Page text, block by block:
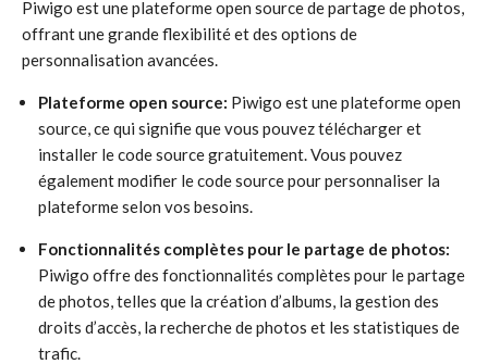
Piwigo est une plateforme open source de partage de photos,
offrant une grande flexibilité et des options de
personnalisation avancées.
Plateforme open source: Piwigo est une plateforme open
source, ce qui signifie que vous pouvez télécharger et
installer le code source gratuitement. Vous pouvez
également modifier le code source pour personnaliser la
plateforme selon vos besoins.
Fonctionnalités complètes pour le partage de photos:
Piwigo offre des fonctionnalités complètes pour le partage
de photos, telles que la création d’albums, la gestion des
droits d’accès, la recherche de photos et les statistiques de
trafic.